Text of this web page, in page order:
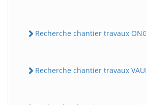
Recherche chantier travaux
Recherche chantier travaux